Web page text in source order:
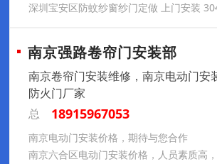
深圳宝安区防蚊纱窗纱门定做 上门安装
南京强路卷帘门安装部
南京卷帘门安装维修，南京电动门安
防火门厂家
总
18915967053
南京电动门安装价格，期待与您合作
南京六合区电动门安装价格，人员素质高